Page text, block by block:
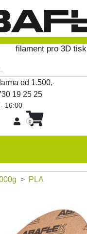
filament pro 3D tisk
od 1.500,-
19 25 25
16:00
0
PLA